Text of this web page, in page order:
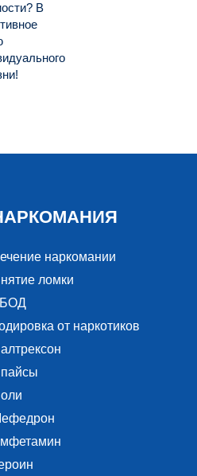
В
наркомании
ломки
от наркотиков